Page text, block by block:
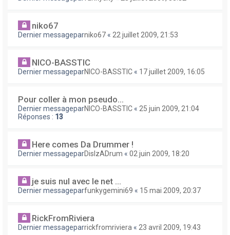
niko67
Dernier messageparniko67 « 22 juillet 2009, 21:53
NICO-BASSTIC
Dernier messageparNICO-BASSTIC « 17 juillet 2009, 16:05
Pour coller à mon pseudo...
Dernier messageparNICO-BASSTIC « 25 juin 2009, 21:04
Réponses : 13
Here comes Da Drummer !
Dernier messageparDisIzADrum « 02 juin 2009, 18:20
je suis nul avec le net ...
Dernier messageparfunkygemini69 « 15 mai 2009, 20:37
RickFromRiviera
Dernier messageparrickfromriviera « 23 avril 2009, 19:43